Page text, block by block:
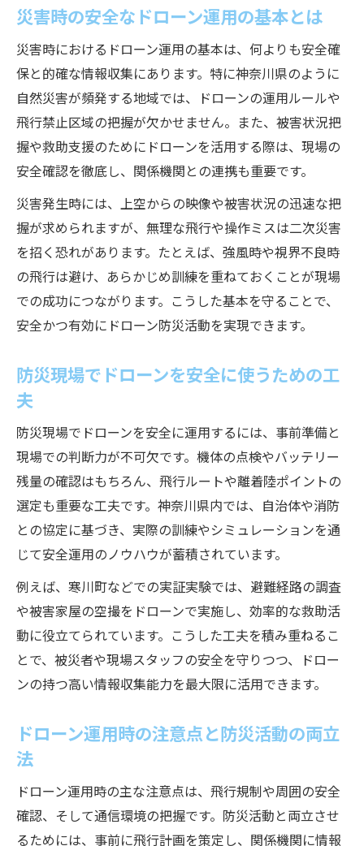
災害時の安全なドローン運用の基本とは
災害時におけるドローン運用の基本は、何よりも安全確
保と的確な情報収集にあります。特に神奈川県のように
自然災害が頻発する地域では、ドローンの運用ルールや
飛行禁止区域の把握が欠かせません。また、被害状況把
握や救助支援のためにドローンを活用する際は、現場の
安全確認を徹底し、関係機関との連携も重要です。
災害発生時には、上空からの映像や被害状況の迅速な把
握が求められますが、無理な飛行や操作ミスは二次災害
を招く恐れがあります。たとえば、強風時や視界不良時
の飛行は避け、あらかじめ訓練を重ねておくことが現場
での成功につながります。こうした基本を守ることで、
安全かつ有効にドローン防災活動を実現できます。
防災現場でドローンを安全に使うための工
夫
防災現場でドローンを安全に運用するには、事前準備と
現場での判断力が不可欠です。機体の点検やバッテリー
残量の確認はもちろん、飛行ルートや離着陸ポイントの
選定も重要な工夫です。神奈川県内では、自治体や消防
との協定に基づき、実際の訓練やシミュレーションを通
じて安全運用のノウハウが蓄積されています。
例えば、寒川町などでの実証実験では、避難経路の調査
や被害家屋の空撮をドローンで実施し、効率的な救助活
動に役立てられています。こうした工夫を積み重ねるこ
とで、被災者や現場スタッフの安全を守りつつ、ドロー
ンの持つ高い情報収集能力を最大限に活用できます。
ドローン運用時の注意点と防災活動の両立
法
ドローン運用時の主な注意点は、飛行規制や周囲の安全
確認、そして通信環境の把握です。防災活動と両立させ
るためには、事前に飛行計画を策定し、関係機関に情報